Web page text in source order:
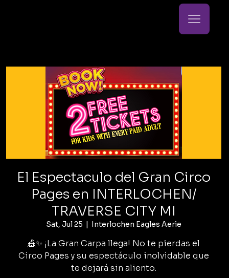
El Espectaculo del Gran Circo
Pages en INTERLOCHEN/
TRAVERSE CITY MI
Sat, Jul 25
  |
Interlochen Eagles Aerie
🎪✨ ¡La Gran Carpa llega! No te pierdas el
Circo Pages y su espectáculo inolvidable que
te dejará sin aliento.